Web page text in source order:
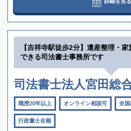
【吉祥寺駅徒歩2分】遺産整理・
できる司法書士事務所です
司法書士法人宮田総
職歴20年以上 オンライン相談可 全国
行政書士在籍